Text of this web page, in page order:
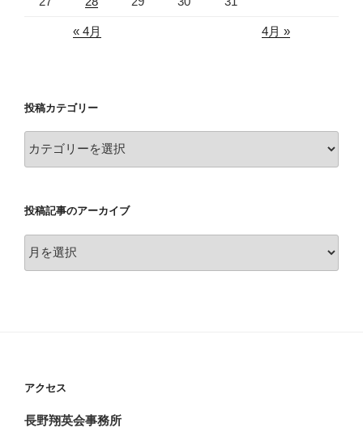
« 4月 4月 »
投稿カテゴリー
稿
ゴ
リ
ー
投稿記事のアーカイブ
稿
ブ
アクセス
長野翔英会事務所